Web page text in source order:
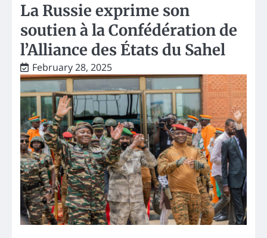
La Russie exprime son
soutien à la Confédération de
l’Alliance des États du Sahel
February 28, 2025